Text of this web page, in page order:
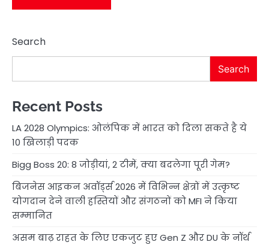
Search
Search
Recent Posts
LA 2028 Olympics: ओलंपिक में भारत को दिला सकते है ये
10 खिलाड़ी पदक
Bigg Boss 20: 8 जोड़ीयां, 2 टीमें, क्या बदलेगा पूरी गेम?
बिजनेस आइकन अवॉर्ड्स 2026 में विभिन्न क्षेत्रों में उत्कृष्ट
योगदान देने वाली हस्तियों और संगठनों को MFI ने किया
सम्मानित
असम बाढ़ राहत के लिए एकजुट हुए Gen Z और DU के नॉर्थ